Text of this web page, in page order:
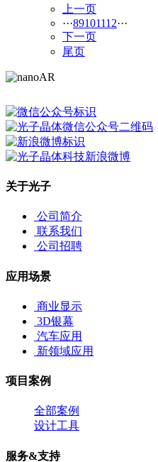
上一页
···89101112···
下一页
尾页
关于光子
公司简介
联系我们
公司招聘
应用场景
商业显示
3D银幕
汽车应用
新领域应用
项目案例
全部案例
设计工具
服务&支持